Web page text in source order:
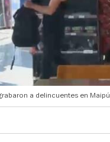
a delincuentes en Maipú